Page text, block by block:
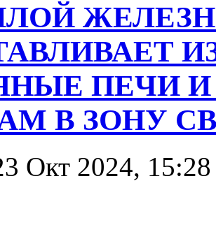
ПЕЧИ И
В ЗОНУ
Окт 2024,